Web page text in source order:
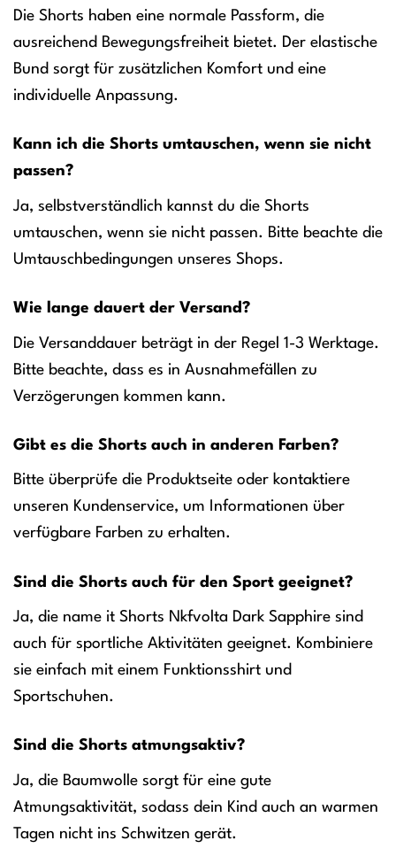
Die Shorts haben eine normale Passform, die
ausreichend Bewegungsfreiheit bietet. Der elastische
Bund sorgt für zusätzlichen Komfort und eine
individuelle Anpassung.
Kann ich die Shorts umtauschen, wenn sie nicht
passen?
Ja, selbstverständlich kannst du die Shorts
umtauschen, wenn sie nicht passen. Bitte beachte die
Umtauschbedingungen unseres Shops.
Wie lange dauert der Versand?
Die Versanddauer beträgt in der Regel 1-3 Werktage.
Bitte beachte, dass es in Ausnahmefällen zu
Verzögerungen kommen kann.
Gibt es die Shorts auch in anderen Farben?
Bitte überprüfe die Produktseite oder kontaktiere
unseren Kundenservice, um Informationen über
verfügbare Farben zu erhalten.
Sind die Shorts auch für den Sport geeignet?
Ja, die name it Shorts Nkfvolta Dark Sapphire sind
auch für sportliche Aktivitäten geeignet. Kombiniere
sie einfach mit einem Funktionsshirt und
Sportschuhen.
Sind die Shorts atmungsaktiv?
Ja, die Baumwolle sorgt für eine gute
Atmungsaktivität, sodass dein Kind auch an warmen
Tagen nicht ins Schwitzen gerät.